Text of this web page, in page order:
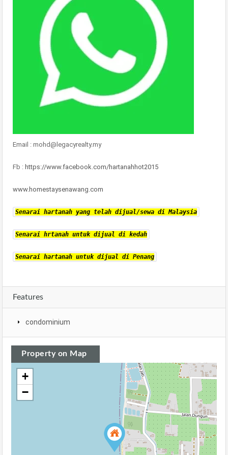
Email : mohd@legacyrealty.my
Fb : https://www.facebook.com/hartanahhot2015
www.homestaysenawang.com
Senarai hartanah yang telah dijual/sewa di Malaysia
Senarai hrtanah untuk dijual di kedah
Senarai hartanah untuk dijual di Penang
Features
condominium
Property on Map
+
−